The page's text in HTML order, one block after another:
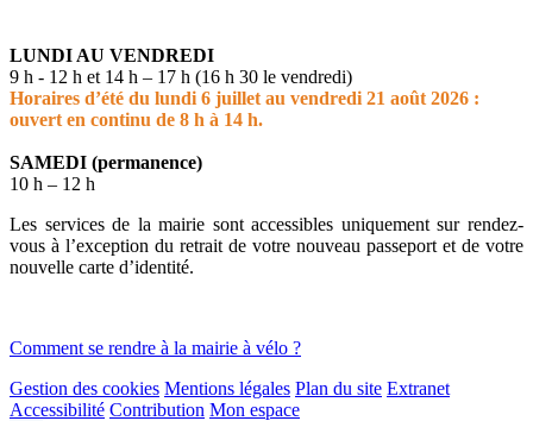
LUNDI AU VENDREDI
9 h - 12 h et 14 h – 17 h (16 h 30 le vendredi)
Horaires d’été du lundi 6 juillet au vendredi 21 août 2026 :
ouvert en continu de 8 h à 14 h.
SAMEDI (permanence)
10 h – 12 h
Les services de la mairie sont accessibles uniquement sur rendez-
vous à l’exception du retrait de votre nouveau passeport et de votre
nouvelle carte d’identité.
Comment se rendre à la mairie à vélo ?
Gestion des cookies Mentions légales Plan du site Extranet
Accessibilité Contribution Mon espace